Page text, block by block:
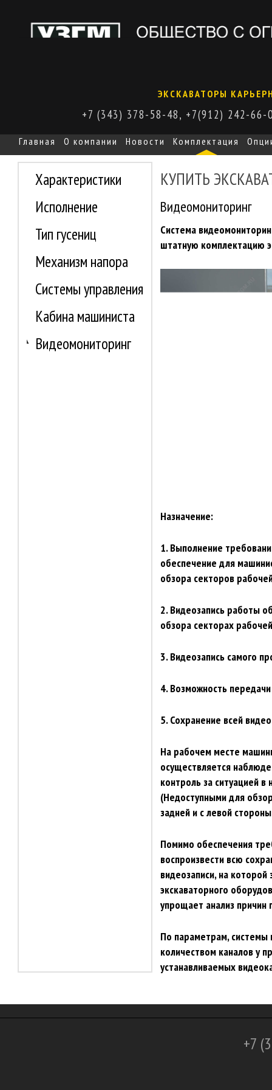
ЭКСКАВАТОРЫ
+7 (343) 378-58-48, +7(912) 242-
Главная О компании Новости Комплектация
Характеристики
Исполнение
Тип гусениц
Механизм напора
Системы управления
Кабина машиниста
Видеомониторинг
КУПИТЬ
Видеомониторинг
Система
штатную комплектацию
Назначение:
1. Выполнение
обеспечение для
обзора секторов
2. Видеозапись работы
обзора секторах
3. Видеозапись самого
4. Возможность
5. Сохранение всей
На рабочем месте
осуществляется
контроль за ситуацией
(Недоступными для
задней и с левой
Помимо обеспечения
воспроизвести всю
видеозаписи, на
экскаваторного
упрощает анализ причин
По параметрам, системы
количеством каналов у
устанавливаемых
+7